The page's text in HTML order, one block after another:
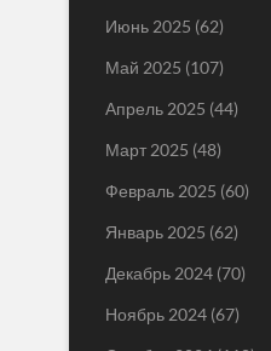
Июнь 2025 (62)
Май 2025 (107)
Апрель 2025 (44)
Март 2025 (48)
Февраль 2025 (60)
Январь 2025 (62)
Декабрь 2024 (70)
Ноябрь 2024 (67)